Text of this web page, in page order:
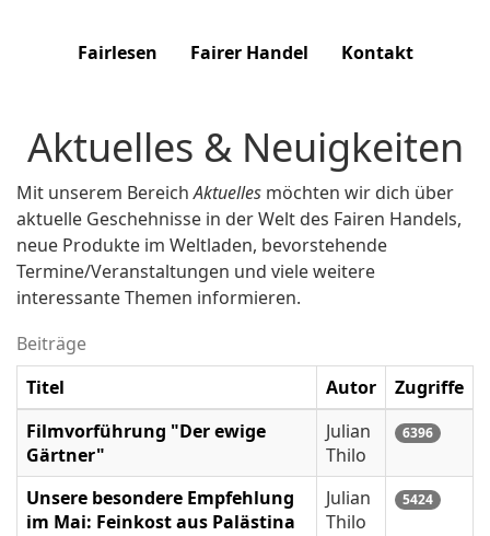
Fairlesen Fairer Handel Kontakt
Aktuelles & Neuigkeiten
Mit unserem BereichAktuelles möchten wir dich über
aktuelle Geschehnisse in der Welt des Fairen Handels,
neue Produkte im Weltladen, bevorstehende
Termine/Veranstaltungen und viele weitere
interessante Themen informieren.
Beiträge
Titel
Autor
Zugriffe
Filmvorführung "Der ewige
Gärtner"
Julian
Thilo
6396
Unsere besondere Empfehlung
im Mai: Feinkost aus Palästina
Julian
Thilo
5424